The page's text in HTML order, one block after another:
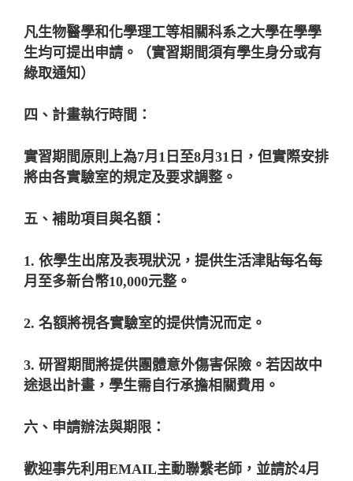
凡生物醫學和化學理工等相關科系之大學在學學
生均可提出申請。（實習期間須有學生身分或有
綠取通知）
四、計畫執行時間：
實習期間原則上為7月 1 日至8月 31 日，但實際安排
將由各實驗室的規定及要求調整。
五、補助項目與名額：
1. 依學生出席及表現狀況，提供生活津貼每名每
月至多新台幣10,000元整。
2. 名額將視各實驗室的提供情況而定。
3. 研習期間將提供團體意外傷害保險。若因故中
途退出計畫，學生需自行承擔相關費用。
六、申請辦法與期限：
歡迎事先利用EMAIL主動聯繫老師，並請於4月